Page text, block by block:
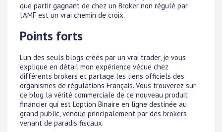
que partir gagnant de chez un Broker non régulé par
l'AMF est un vrai chemin de croix.
Points forts
L'un des seuls blogs créés par un vrai trader, je vous
explique en détail mon expérience vécue chez
différents brokers et partage les liens officiels des
organismes de régulations Français. Vous trouverez sur
ce blog la vérité commerciale de ce nouveau produit
financier qui est L'option Binaire en ligne destinée au
grand public, vendue principalement par des brokers
venant de paradis fiscaux.